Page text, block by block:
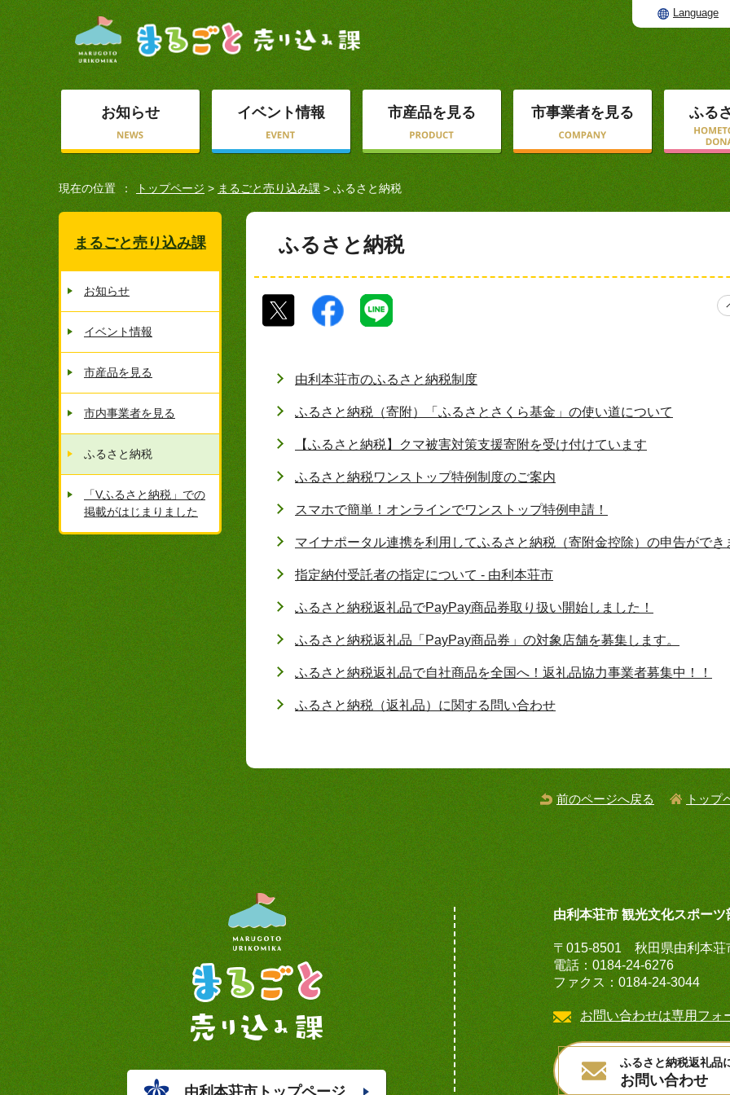
Language
お知らせ イベント情報 市産品を見る 市事業者を見る ふる
現在の位置 トップページ > まるごと売り込み課 > ふるさと納税
ふるさと納税
由利本荘市のふるさと納税制度
ふるさと納税（寄附）「ふるさとさくら基金」の使い道について
【ふるさと納税】クマ被害対策支援寄附を受け付けています
ふるさと納税ワンストップ特例制度のご案内
スマホで簡単！オンラインでワンストップ特例申請！
マイナポータル連携を利用してふるさと納税（寄附金控除）の申告ができ
指定納付受託者の指定について - 由利本荘市
ふるさと納税返礼品でPayPay商品券取り扱い開始しました！
ふるさと納税返礼品「PayPay商品券」の対象店舗を募集します。
ふるさと納税返礼品で自社商品を全国へ！返礼品協力事業者募集中！！
ふるさと納税（返礼品）に関する問い合わせ
まるごと売り込み課
お知らせ
イベント情報
市産品を見る
市内事業者を見る
ふるさと納税
「Vふるさと納税」での
掲載がはじまりました
前のページへ戻る トップ
由利本荘市トップページ
由利本荘市 観光文化スポー
〒015-8501 秋田県由利本荘
電話：0184-24-6276
ファクス：0184-24-3044
お問い合わせは専用フォ
ふるさと納税返礼品
お問い合わせ